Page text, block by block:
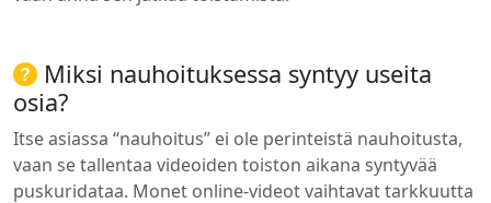
Miksi nauhoituksessa syntyy useita
osia?
Itse asiassa “nauhoitus” ei ole perinteistä nauhoitusta,
vaan se tallentaa videoiden toiston aikana syntyvää
puskuridataa. Monet online-videot vaihtavat tarkkuutta